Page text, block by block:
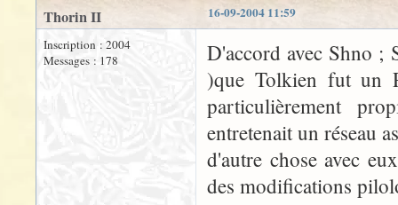
16-09-2004 11:59
Thorin II
Inscription : 2004
Messages : 178
D'accord avec Shno ;
)que Tolkien fut un
particulièrement
entretenait un réseau
d'autre chose avec
des modifications